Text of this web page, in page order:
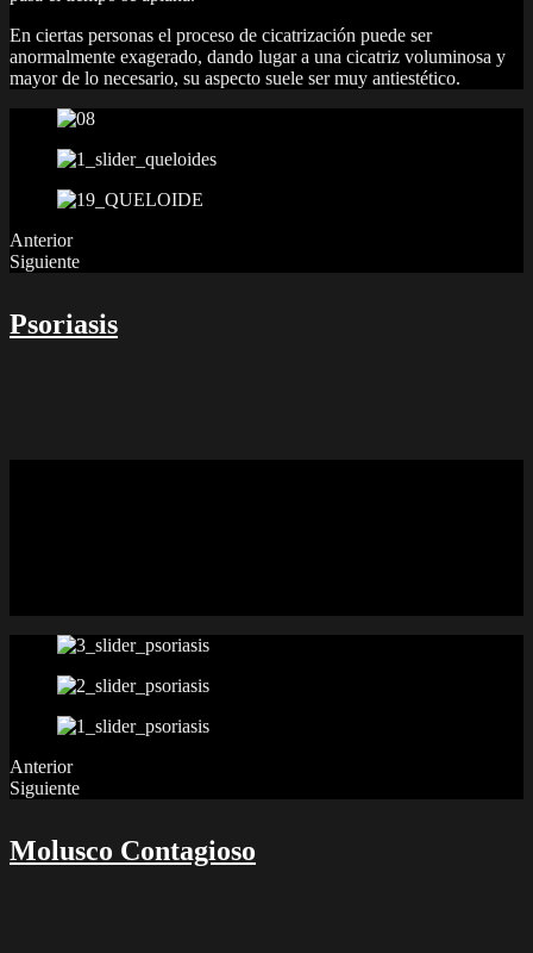
En ciertas personas el proceso de cicatrización puede ser
anormalmente exagerado, dando lugar a una cicatriz voluminosa y
mayor de lo necesario, su aspecto suele ser muy antiestético.
Anterior
Siguiente
Psoriasis
Anterior
Siguiente
Molusco Contagioso